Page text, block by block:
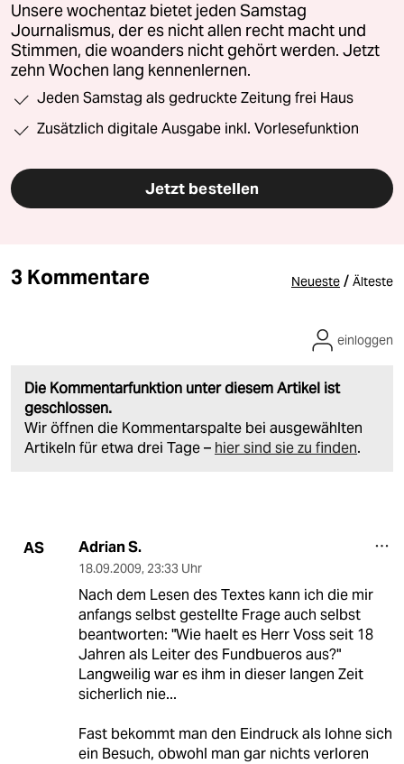
Unsere wochentaz bietet jeden Samstag
Journalismus, der es nicht allen recht macht und
Stimmen, die woanders nicht gehört werden. Jetzt
zehn Wochen lang kennenlernen.
Jeden Samstag als gedruckte Zeitung frei Haus
Zusätzlich digitale Ausgabe inkl. Vorlesefunktion
Jetzt bestellen
3 Kommentare Neueste / Älteste
Die Kommentarfunktion unter diesem Artikel ist
geschlossen.
Wir öffnen die Kommentarspalte bei ausgewählten
Artikeln für etwa drei Tage – hier sind sie zu finden.
einloggen
AS Adrian S.
18.09.2009, 23:33 Uhr
Nach dem Lesen des Textes kann ich die mir
anfangs selbst gestellte Frage auch selbst
beantworten: "Wie haelt es Herr Voss seit 18
Jahren als Leiter des Fundbueros aus?"
Langweilig war es ihm in dieser langen Zeit
sicherlich nie...
Fast bekommt man den Eindruck als lohne sich
ein Besuch, obwohl man gar nichts verloren